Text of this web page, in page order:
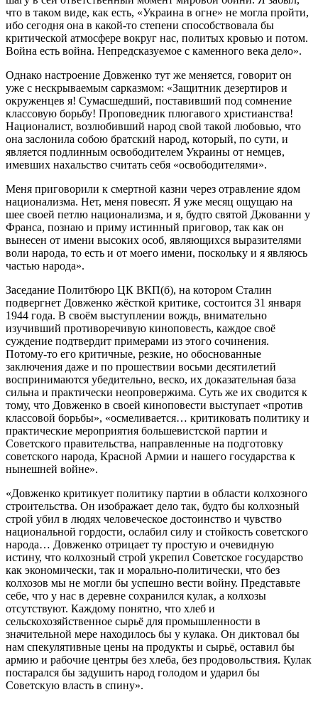
что в таком виде, как есть, «Украина в огне» не могла пройти,
ибо сегодня она в какой-то степени способствовала бы
критической атмосфере вокруг нас, политых кровью и потом.
Война есть война. Непредсказуемое с каменного века дело».
Однако настроение Довженко тут же меняется, говорит он
уже с нескрываемым сарказмом: «Защитник дезертиров и
окруженцев я! Сумасшедший, поставивший под сомнение
классовую борьбу! Проповедник плюгавого христианства!
Националист, возлюбивший народ свой такой любовью, что
она заслонила собою братский народ, который, по сути, и
является подлинным освободителем Украины от немцев,
имевших нахальство считать себя «освободителями».
Меня приговорили к смертной казни через отравление ядом
национализма. Нет, меня повесят. Я уже месяц ощущаю на
шее своей петлю национализма, и я, будто святой Джованни у
Франса, познаю и приму истинный приговор, так как он
вынесен от имени высоких особ, являющихся выразителями
воли народа, то есть и от моего имени, поскольку и я являюсь
частью народа».
Заседание Политбюро ЦК ВКП(б), на котором Сталин
подвергнет Довженко жёсткой критике, состоится 31 января
1944 года. В своём выступлении вождь, внимательно
изучивший противоречивую киноповесть, каждое своё
суждение подтвердит примерами из этого сочинения.
Потому-то его критичные, резкие, но обоснованные
заключения даже и по прошествии восьми десятилетий
воспринимаются убедительно, веско, их доказательная база
сильна и практически неопровержима. Суть же их сводится к
тому, что Довженко в своей киноповести выступает «против
классовой борьбы», «осмеливается… критиковать политику и
практические мероприятия большевистской партии и
Советского правительства, направленные на подготовку
советского народа, Красной Армии и нашего государства к
нынешней войне».
«Довженко критикует политику партии в области колхозного
строительства. Он изображает дело так, будто бы колхозный
строй убил в людях человеческое достоинство и чувство
национальной гордости, ослабил силу и стойкость советского
народа… Довженко отрицает ту простую и очевидную
истину, что колхозный строй укрепил Советское государство
как экономически, так и морально-политически, что без
колхозов мы не могли бы успешно вести войну. Представьте
себе, что у нас в деревне сохранился кулак, а колхозы
отсутствуют. Каждому понятно, что хлеб и
сельскохозяйственное сырьё для промышленности в
значительной мере находилось бы у кулака. Он диктовал бы
нам спекулятивные цены на продукты и сырьё, оставил бы
армию и рабочие центры без хлеба, без продовольствия. Кулак
постарался бы задушить народ голодом и ударил бы
Советскую власть в спину».